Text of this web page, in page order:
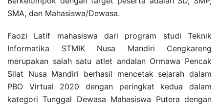
SMA, dan Mahasiswa/Dewasa.
Faozi Latif mahasiswa dari program studi Teknik
Informatika STMIK Nusa Mandiri Cengkareng
merupakan salah satu atlet andalan Ormawa Pencak
Silat Nusa Mandiri berhasil mencetak sejarah dalam
PBO Virtual 2020 dengan peringkat kedua dalam
kategori Tunggal Dewasa Mahasiswa Putera dengan